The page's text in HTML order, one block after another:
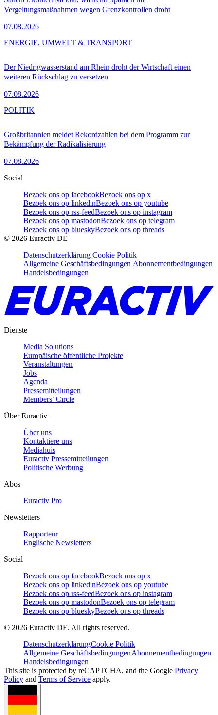
Vergeltungsmaßnahmen wegen Grenzkontrollen droht
07.08.2026
Der Niedrigwasserstand am Rhein droht der Wirtschaft einen
weiteren Rückschlag zu versetzen
07.08.2026
ENERGIE, UMWELT & TRANSPORT
Großbritannien meldet Rekordzahlen bei dem Programm zur
Bekämpfung der Radikalisierung
07.08.2026
POLITIK
Social
Bezoek ons op facebookBezoek ons op x
Bezoek ons op linkedinBezoek ons op youtube
Bezoek ons op rss-feedBezoek ons op instagram
Bezoek ons op mastodonBezoek ons op telegram
Bezoek ons op blueskyBezoek ons op threads
© 2026 Euractiv DE
Datenschutzerklärung Cookie Politik
Allgemeine Geschäftsbedingungen Abonnementbedingungen
Handelsbedingungen
Dienste
Media Solutions
Europäische öffentliche Projekte
Veranstaltungen
Jobs
Agenda
Pressemitteilungen
Members’ Circle
Über Euractiv
Über uns
Kontaktiere uns
Mediahuis
Euractiv Pressemitteilungen
Politische Werbung
Abos
Euractiv Pro
Newsletters
Rapporteur
Englische Newsletters
Social
Bezoek ons op facebookBezoek ons op x
Bezoek ons op linkedinBezoek ons op youtube
Bezoek ons op rss-feedBezoek ons op instagram
Bezoek ons op mastodonBezoek ons op telegram
Bezoek ons op blueskyBezoek ons op threads
© 2026 Euractiv DE. All rights reserved.
DatenschutzerklärungCookie Politik
Allgemeine GeschäftsbedingungenAbonnementbedingungen
Handelsbedingungen
This site is protected by reCAPTCHA, and the Google Privacy
Policy and Terms of Service apply.